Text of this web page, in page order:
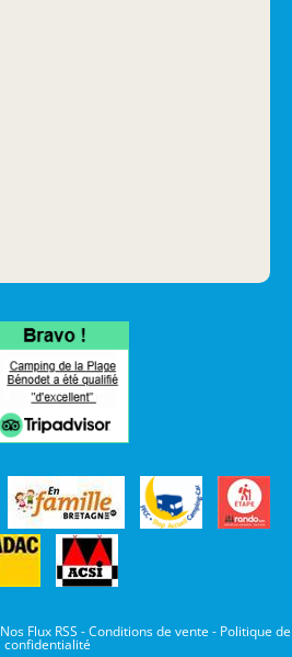
Nos Flux RSS -Conditions de vente - Politique de
confidentialité